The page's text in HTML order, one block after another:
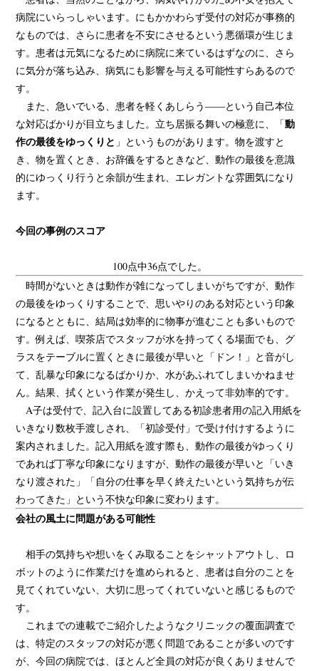
病院にいらっしゃいます。にもかかわらず受付の対応が事務的
なものでは、さらに患者を不安にさせるという悪循環が生じま
す。患者は元気になるために病院に来ているはずなのに、さら
に気分が落ち込み、病気にも影響を与える可能性すらあるので
す。
また、急いでいる、患者を軽くあしらう――という自己本位
な対応ばかりが目立ちました。立ち居振る舞いの極意に、「動
作の最後をゆっくりと 」というものがあります。物を渡すと
き、物を置くとき、お辞儀をするときなど、動作の最後を意識
的にゆっくり行うと余韻が生まれ、エレガントな雰囲気になり
ます。
今回の事例のスコア
100点中36点でした。
時間がないときは動作が雑になってしまいがちですが、動作
の最後をゆっくりすることで、思いやりのある対応という印象
になるとともに、結局は効率的に物事が進むことも多いもので
す。例えば、喫茶店でスタッフが水を持ってくる場面でも、グ
ラスをテーブルに置くときに最後が早いと「ドン！」と音がし
て、乱暴な印象になるばかりか、水があふれてしまいかねませ
ん。結果、拭くという作業が発生し、かえって非効率的です。
A子は受付で、記入台に設置してある初診患者用の記入用紙を
いきなり数枚手渡しされ、「初診受付」で受け付けするように
案内されました。記入用紙を渡す際も、動作の最後がゆっくり
であれば丁寧な印象になりますが、動作の最後が早いと「いき
なり渡された」「自分の仕事を早く終えたいという気持ちが伝
わってきた」という不快な印象に変わります。
会社の風土に問題がある可能性
相手の気持ちや想いをくみ取ることをシャットアウトし、ロ
ボットのように作業だけを進められると、患者は自分のことを
見てくれていない、大切に思ってくれていないと感じるもので
す。
これまでの連載でご紹介したようなクリニックの覆面調査で
は、特定のスタッフの対応が悪く問題であることが多いのです
が、今回の病院では、ほとんど全員の対応が良くありませんで